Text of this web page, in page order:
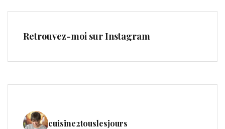
Retrouvez-moi sur Instagram
cuisine2touslesjours